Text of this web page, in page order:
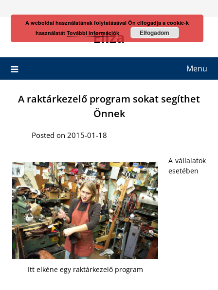
Eliza
Menu
A raktárkezelő program sokat segíthet
Önnek
Posted on 2015-01-18
Itt elkéne egy raktárkezelő program
A vállalatok
esetében
A weboldal használatának folytatásával Ön elfogadja a cookie-k
használatát További információk Elfogadom